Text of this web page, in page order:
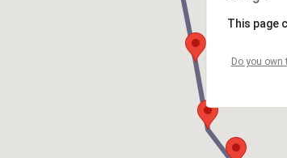
This page
Do you own